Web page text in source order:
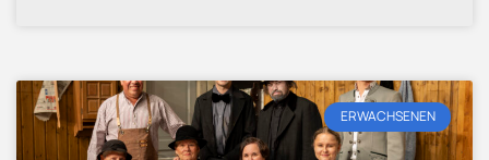
ERWACHSENEN